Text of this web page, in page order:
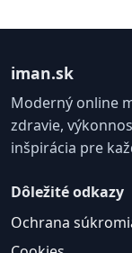
iman.sk
Moderný online
zdravie,
inšpirácia pre
Dôležité odkazy
Ochrana